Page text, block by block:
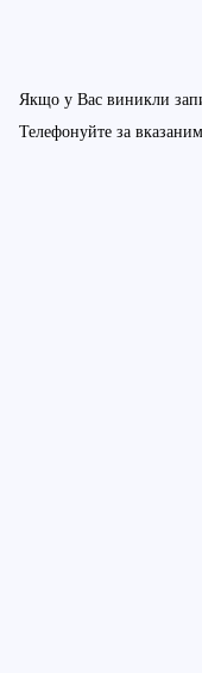
Якщо у Вас виникли
Телефонуйте за